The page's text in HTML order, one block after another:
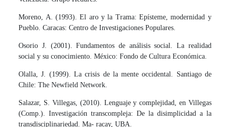
Moreno, A. (1993). El aro y la Trama: Epísteme, modernidad y
Pueblo. Caracas: Centro de Investigaciones Populares.
Osorio J. (2001). Fundamentos de análisis social. La realidad
social y su conocimiento. México: Fondo de Cultura Económica.
Olalla, J. (1999). La crisis de la mente occidental. Santiago de
Chile: The Newfield Network.
Salazar, S. Villegas, (2010). Lenguaje y complejidad, en Villegas
(Comp.). Investigación transcompleja: De la disimplicidad a la
transdisciplinariedad. Ma- racay, UBA.